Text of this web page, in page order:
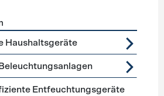
Geräte, Beleuchtung
Haushaltsgeräte
Entfeuchtungsgeräte